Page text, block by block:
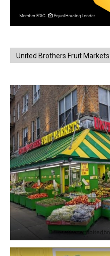
United Brothers Fruit Markets
https://